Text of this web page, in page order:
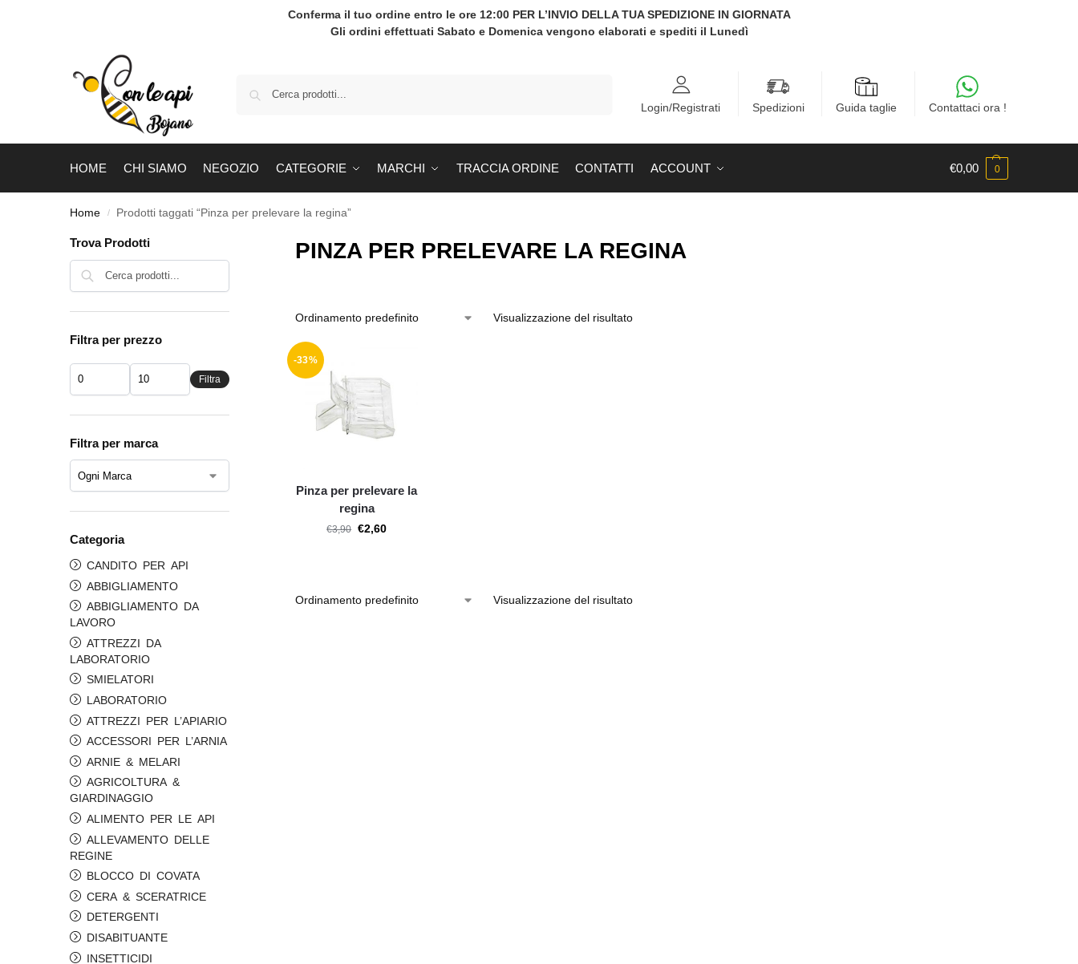
Conferma il tuo ordine entro le ore 12:00 PER L’INVIO DELLA TUA SPEDIZIONE IN GIORNATA
Gli ordini effettuati Sabato e Domenica vengono elaborati e spediti il Lunedì
Login/Registrati Spedizioni Guida taglie Contattaci ora !
HOME CHI SIAMO NEGOZIO CATEGORIE MARCHI TRACCIA ORDINE CONTATTI ACCOUNT €0,00 0
Home / Prodotti taggati “Pinza per prelevare la regina”
PINZA PER PRELEVARE LA REGINA
Visualizzazione del risultato
-33%
Pinza per prelevare la
regina
€3,90 €2,60
Visualizzazione del risultato
Trova Prodotti
Filtra per prezzo
Filtra
Filtra per marca
Categoria
CANDITO PER API
ABBIGLIAMENTO
ABBIGLIAMENTO DA
LAVORO
ATTREZZI DA
LABORATORIO
SMIELATORI
LABORATORIO
ATTREZZI PER L’APIARIO
ACCESSORI PER L’ARNIA
ARNIE & MELARI
AGRICOLTURA &
GIARDINAGGIO
ALIMENTO PER LE API
ALLEVAMENTO DELLE
REGINE
BLOCCO DI COVATA
CERA & SCERATRICE
DETERGENTI
DISABITUANTE
INSETTICIDI